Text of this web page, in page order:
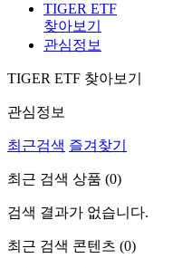
TIGER ETF
찾아보기
관심정보
TIGER ETF 찾아보기
관심정보
최근검색 즐겨찾기
최근 검색 상품 (0)
검색 결과가 없습니다.
최근 검색 콘텐츠 (0)